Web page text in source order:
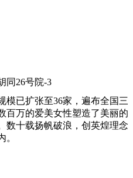
同26号院-3
模已扩张至36家，遍布全国三
百万的爱美女性塑造了美丽的
数十载扬帆破浪，创英煌理念
。